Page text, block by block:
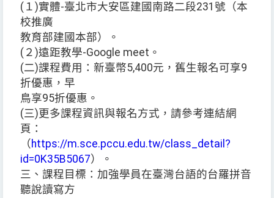
(１)實體-臺北市大安區建國南路二段231號（本
校推廣
教育部建國本部）。
(２)遠距教學-Google meet。
(二)課程費用：新臺幣5,400元，舊生報名可享9
折優惠，早
鳥享95折優惠。
(三)更多課程資訊與報名方式，請參考連結網
頁：
（ https://m.sce.pccu.edu.tw/class_detail?
id=0K35B5067）。
三、課程目標：加強學員在臺灣台語的台羅拼音
聽說讀寫方